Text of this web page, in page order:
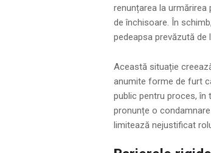
renunțarea la urmărirea
de închisoare. În
pedeapsa prevăzută de
Această situație
anumite forme de furt
public pentru proces, în
pronunțe o
limitează nejustificat